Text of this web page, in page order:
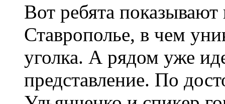
Вот ребята показывают
Ставрополье, в чем
уголка. А рядом уже
представление. По